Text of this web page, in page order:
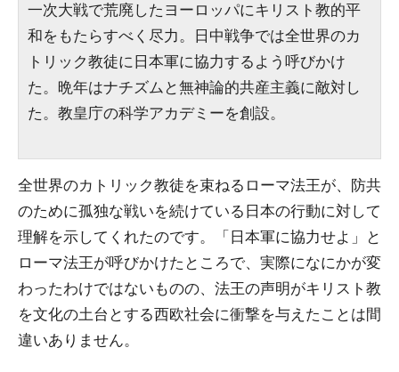
一次大戦で荒廃したヨーロッパにキリスト教的平
和をもたらすべく尽力。日中戦争では全世界のカ
トリック教徒に日本軍に協力するよう呼びかけ
た。晩年はナチズムと無神論的共産主義に敵対し
た。教皇庁の科学アカデミーを創設。
全世界のカトリック教徒を束ねるローマ法王が、防共
のために孤独な戦いを続けている日本の行動に対して
理解を示してくれたのです。「日本軍に協力せよ」と
ローマ法王が呼びかけたところで、実際になにかが変
わったわけではないものの、法王の声明がキリスト教
を文化の土台とする西欧社会に衝撃を与えたことは間
違いありません。